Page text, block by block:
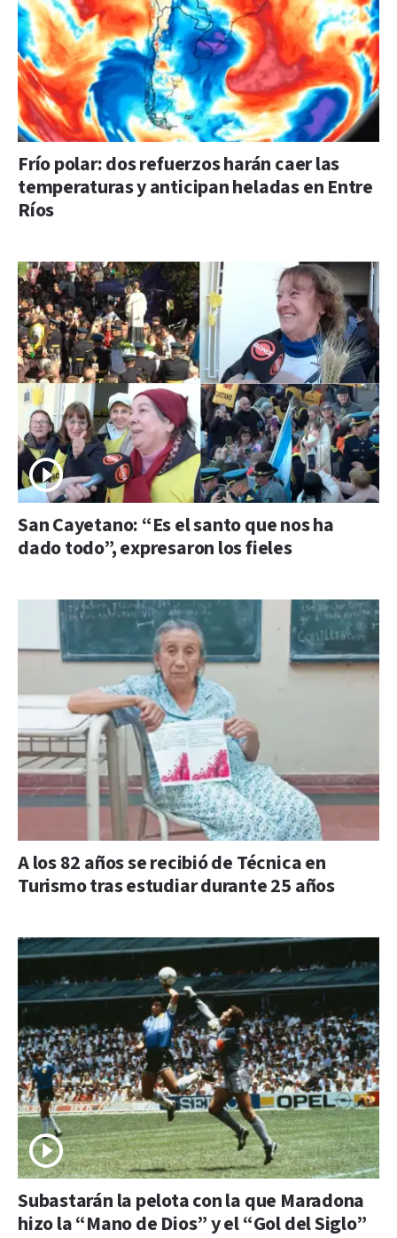
Frío polar: dos refuerzos harán caer las
temperaturas y anticipan heladas en Entre
Ríos
San Cayetano: “Es el santo que nos ha
dado todo”, expresaron los fieles
A los 82 años se recibió de Técnica en
Turismo tras estudiar durante 25 años
Subastarán la pelota con la que Maradona
hizo la “Mano de Dios” y el “Gol del Siglo”